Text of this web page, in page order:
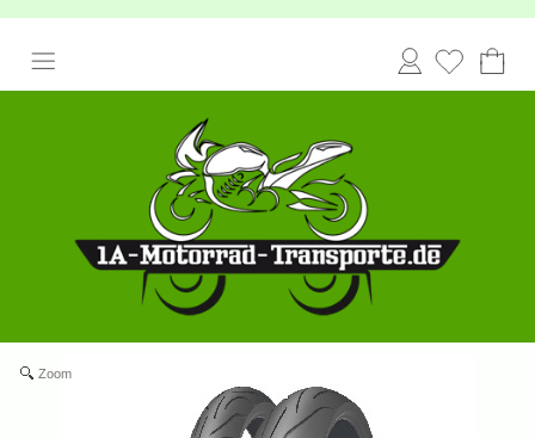
Anmelden
Zoom